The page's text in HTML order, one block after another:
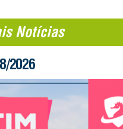
Notícias
2026